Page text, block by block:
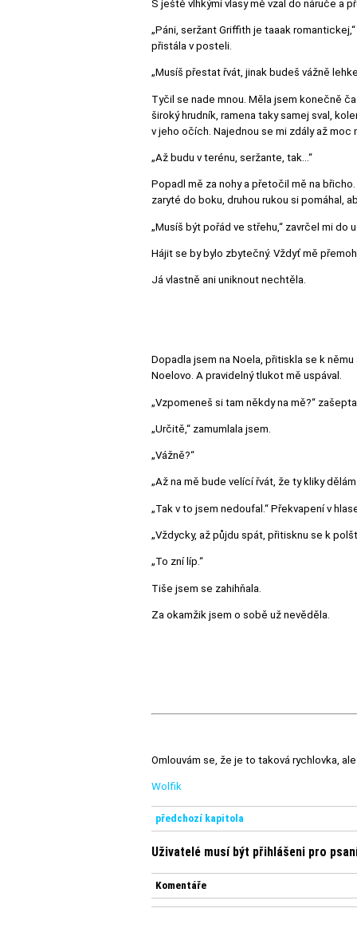
S ještě vlhkými vlasy mě vzal do náruče a
„Páni, seržant Griffith je taaak
přistála v posteli.
„Musíš přestat řvát, jinak budeš vážně
Tyčil se nade mnou. Měla jsem konečně
široký hrudník, ramena taky samej sval,
v jeho očích. Najednou se mi zdály až
„Až budu v terénu, seržante, tak…“
Popadl mě za nohy a přetočil mě na
zaryté do boku, druhou rukou si pomáhal,
„Musíš být pořád ve střehu,“ zavrčel mi do
Hájit se by bylo zbytečný. Vždyť mě
Já vlastně ani uniknout nechtěla.
Dopadla jsem na Noela, přitiskla se k
Noelovo. A pravidelný tlukot mě uspával.
„Vzpomeneš si tam někdy na mě?“
„Určitě,“ zamumlala jsem.
„Vážně?“
„Až na mě bude velící řvát, že ty kliky
„Tak v to jsem nedoufal.“ Překvapení v
„Vždycky, až půjdu spát, přitisknu se k
„To zní líp.“
Tiše jsem se zahihňala.
Za okamžik jsem o sobě už nevěděla.
Omlouvám se, že je to taková rychlovka,
Wolfik
předchozí kapitola
Uživatelé musí být přihlášeni pro
Komentáře